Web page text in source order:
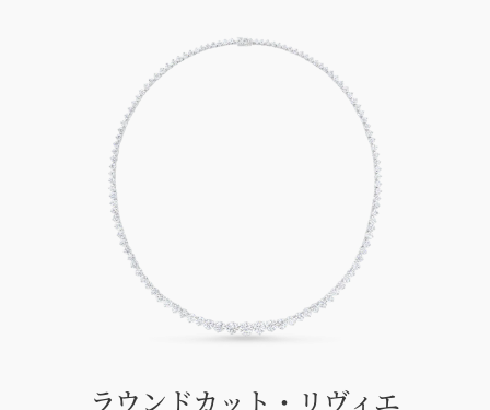
ラウンドカット・リヴィエ